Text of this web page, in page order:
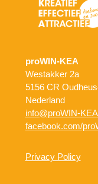
proWIN-KEA
Westakker 2a
5156 CR
Nederland
info@proWIN-
facebook.com/
Privacy Policy